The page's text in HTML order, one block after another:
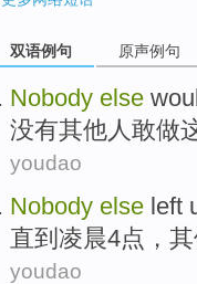
双语例句 原声例句
Nobody else
没有其他人 敢做
youdao
Nobody else left
直到 凌晨4点，
youdao